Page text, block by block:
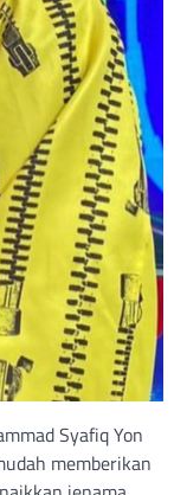
Syafiq Yon
memberikan